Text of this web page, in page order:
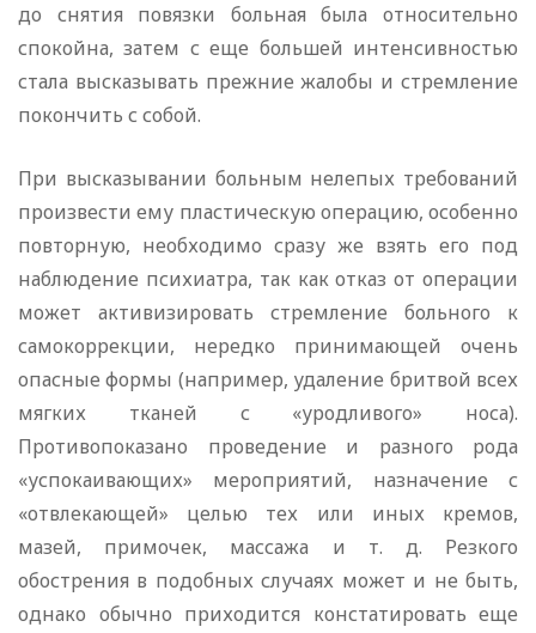
до снятия повязки больная была относительно
спокойна, затем с еще большей интенсивностью
стала высказывать прежние жалобы и стремление
покончить с собой.
При высказывании больным нелепых требований
произвести ему пластическую операцию, особенно
повторную, необходимо сразу же взять его под
наблюдение психиатра, так как отказ от операции
может активизировать стремление больного к
самокоррекции, нередко принимающей очень
опасные формы (например, удаление бритвой всех
мягких тканей с «уродливого» носа).
Противопоказано проведение и разного рода
«успокаивающих» мероприятий, назначение с
«отвлекающей» целью тех или иных кремов,
мазей, примочек, массажа и т. д. Резкого
обострения в подобных случаях может и не быть,
однако обычно приходится констатировать еще